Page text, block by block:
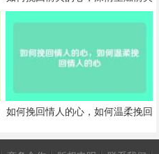
心
如何挽回情人的心，如何温柔挽回